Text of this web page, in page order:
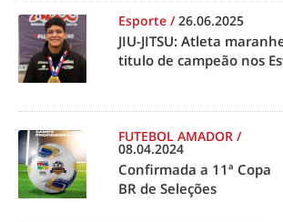
Esporte /26.06.2025
JIU-JITSU: Atleta
titulo de campeão nos
FUTEBOL AMADOR /
08.04.2024
Confirmada a 11ª Copa
BR de Seleções